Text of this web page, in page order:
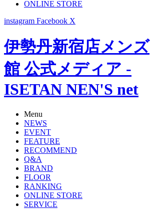
ONLINE STORE
instagram Facebook X
伊勢丹新宿店メンズ
館 公式メディア -
ISETAN NEN'S net
Menu
NEWS
EVENT
FEATURE
RECOMMEND
Q&A
BRAND
FLOOR
RANKING
ONLINE STORE
SERVICE